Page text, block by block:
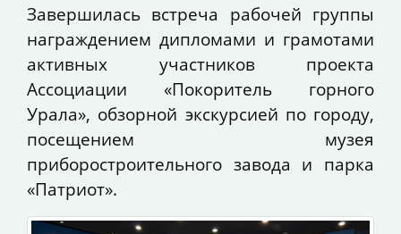
Завершилась встреча рабочей группы
награждением дипломами и грамотами
активных участников проекта
Ассоциации «Покоритель горного
Урала», обзорной экскурсией по городу,
посещением музея
приборостроительного завода и парка
«Патриот».